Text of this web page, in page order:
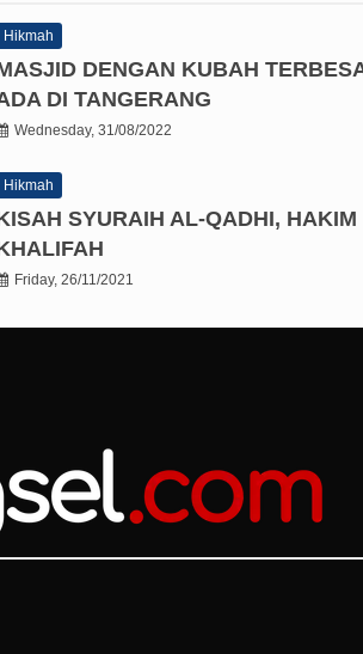
Hikmah
DENGAN KUBAH
DI TANGERANG
Wednesday, 31/08/2022
Hikmah
SYURAIH AL-QADHI, HAKIM
Friday, 26/11/2021